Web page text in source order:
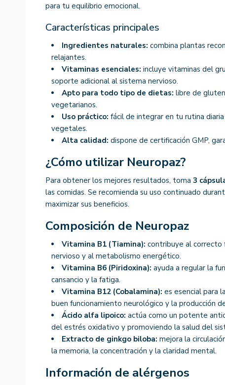
para tu equilibrio emocional.
Características principales
Ingredientes naturales: combina plantas
relajantes.
Vitaminas esenciales: incluye vitaminas del
soporte adicional al sistema nervioso.
Apto para todo tipo de dietas: libre de
vegetarianos.
Uso práctico: fácil de integrar en tu rutina
vegetales.
Alta calidad: dispone de certificación GMP,
¿Cómo utilizar Neuropaz?
Para obtener los mejores resultados, toma 3
las comidas. Se recomienda su uso continuado
maximizar sus beneficios.
Composición de Neuropaz
Vitamina B1 (Tiamina): contribuye al correcto
nervioso y al metabolismo energético.
Vitamina B6 (Piridoxina): ayuda a regular la
cansancio y la fatiga.
Vitamina B12 (Cobalamina): es esencial para
buen funcionamiento neurológico y la producción
Ácido alfa lipoico: actúa como un potente
del estrés oxidativo y promoviendo la salud del
Extracto de ginkgo biloba: mejora la
la memoria, la concentración y la claridad mental.
Información de alérgenos